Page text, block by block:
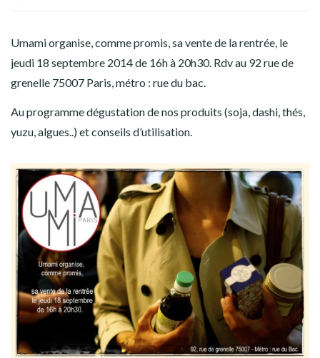
Umami organise, comme promis, sa vente de la rentrée, le
jeudi 18 septembre 2014 de 16h à 20h30. Rdv au 92 rue de
grenelle 75007 Paris, métro : rue du bac.
Au programme dégustation de nos produits (soja, dashi, thés,
yuzu, algues..) et conseils d’utilisation.